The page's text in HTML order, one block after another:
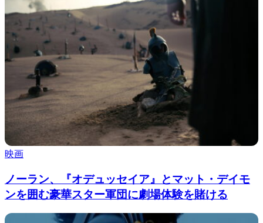
映画
ノーラン、『オデュッセイア』とマット・デイモ
ンを囲む豪華スター軍団に劇場体験を賭ける